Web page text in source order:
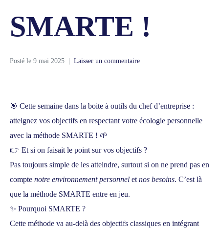
SMARTE !
Posté le 9 mai 2025 Laisser un commentaire
🎯 Cette semaine dans la boite à outils du chef d’entreprise :
atteignez vos objectifs en respectant votre écologie personnelle
avec la méthode SMARTE ! 🌱
👉 Et si on faisait le point sur vos objectifs ?
Pas toujours simple de les atteindre, surtout si on ne prend pas en
compte notre environnement personnel et nos besoins. C’est là
que la méthode SMARTE entre en jeu.
✨ Pourquoi SMARTE ?
Cette méthode va au-delà des objectifs classiques en intégrant